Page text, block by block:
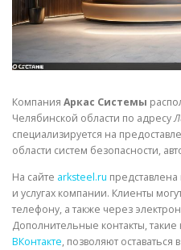
Компания Аркас Системы
Челябинской области по адресу
специализируется на
области систем безопасности,
На сайте arksteel.ru
и услугах компании. Клиенты
телефону, а также через
Дополнительные контакты, такие
ВКонтакте, позволяют оставаться